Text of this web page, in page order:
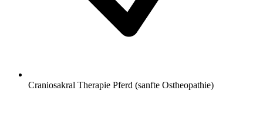
Craniosakral Therapie Pferd (sanfte Ostheopathie)